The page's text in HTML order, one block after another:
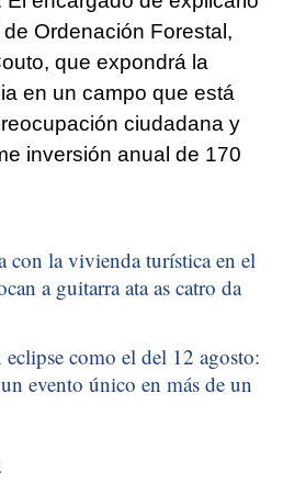
Ordenación Forestal,
que expondrá la
en un campo que está
ciudadana y
inversión anual de 170
con la vivienda turística en el
a guitarra ata as catro da
como el del 12 agosto:
evento único en más de un